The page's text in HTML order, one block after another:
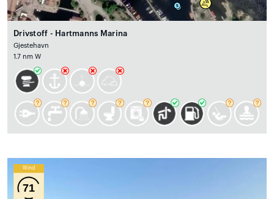
Drivstoff - Hartmanns Marina
Gjestehavn
1.7 nm W
Wind
71